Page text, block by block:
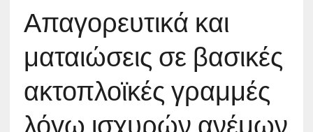
Απαγορευτικά και
ματαιώσεις σε βασικές
ακτοπλοϊκές γραμμές
λόγω ισχυρών ανέμων